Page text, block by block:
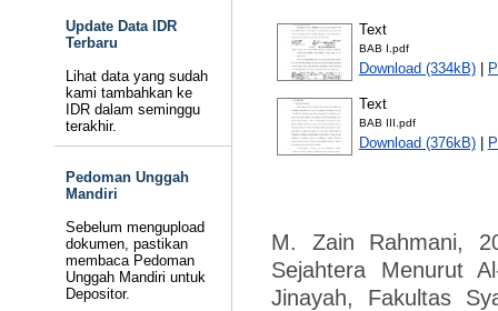
Update Data IDR
Terbaru
Lihat data yang sudah
kami tambahkan ke
IDR dalam seminggu
terakhir.
Pedoman Unggah
Mandiri
Sebelum mengupload
dokumen, pastikan
membaca Pedoman
Unggah Mandiri untuk
Depositor.
Text
BAB I.pdf
Download (334kB)|
Text
BAB III.pdf
Download (376kB)|
M. Zain Rahmani,
Sejahtera Menurut
Jinayah, Fakultas